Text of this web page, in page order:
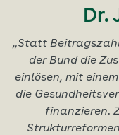
Dr.
„Statt
der Bund die
einlösen, mit
die
finanzieren.